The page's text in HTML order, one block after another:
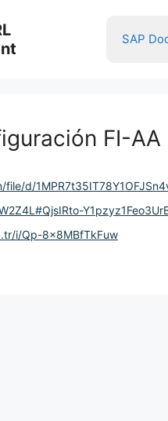
SAP
FI-AA
d/
i/Qp-8x8MBfTkFuw